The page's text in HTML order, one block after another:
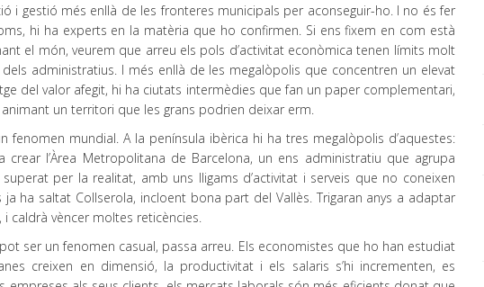
i gestió més enllà de les fronteres municipals per aconseguir-ho. I no és fer
hi ha experts en la matèria que ho confirmen. Si ens fixem en com està
el món, veurem que arreu els pols d’activitat econòmica tenen límits molt
administratius. I més enllà de les megalòpolis que concentren un elevat
del valor afegit, hi ha ciutats intermèdies que fan un paper complementari,
animant un territori que les grans podrien deixar erm.
fenomen mundial. A la península ibèrica hi ha tres megalòpolis d’aquestes:
crear l’Àrea Metropolitana de Barcelona, un ens administratiu que agrupa
per la realitat, amb uns lligams d’activitat i serveis que no coneixen
ha saltat Collserola, incloent bona part del Vallès. Trigaran anys a adaptar
caldrà vèncer moltes reticències.
ser un fenomen casual, passa arreu. Els economistes que ho han estudiat
creixen en dimensió, la productivitat i els salaris s’hi incrementen, es